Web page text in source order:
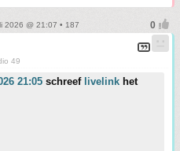
2026 @ 21:07 • 187
49
21:05 schreef livelink het